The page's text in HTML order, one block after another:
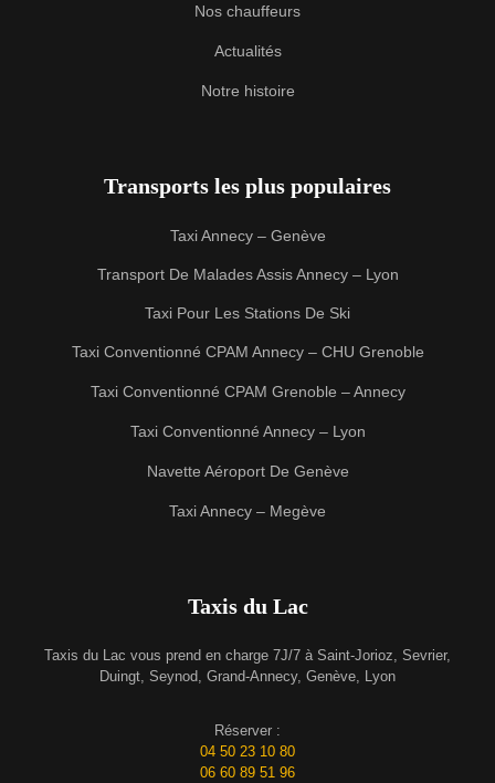
Nos chauffeurs
Actualités
Notre histoire
Transports les plus populaires
Taxi Annecy – Genève
Transport De Malades Assis Annecy – Lyon
Taxi Pour Les Stations De Ski
Taxi Conventionné CPAM Annecy – CHU Grenoble
Taxi Conventionné CPAM Grenoble – Annecy
Taxi Conventionné Annecy – Lyon
Navette Aéroport De Genève
Taxi Annecy – Megève
Taxis du Lac
Taxis du Lac vous prend en charge 7J/7 à Saint-Jorioz, Sevrier,
Duingt, Seynod, Grand-Annecy, Genève, Lyon
Réserver :
04 50 23 10 80
06 60 89 51 96